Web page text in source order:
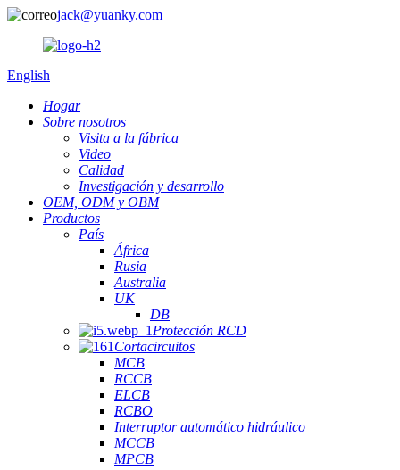
jack@yuanky.com
English
Hogar
Sobre nosotros
Visita a la fábrica
Video
Calidad
Investigación y desarrollo
OEM, ODM y OBM
Productos
País
África
Rusia
Australia
UK
DB
Protección RCD
Cortacircuitos
MCB
RCCB
ELCB
RCBO
Interruptor automático hidráulico
MCCB
MPCB